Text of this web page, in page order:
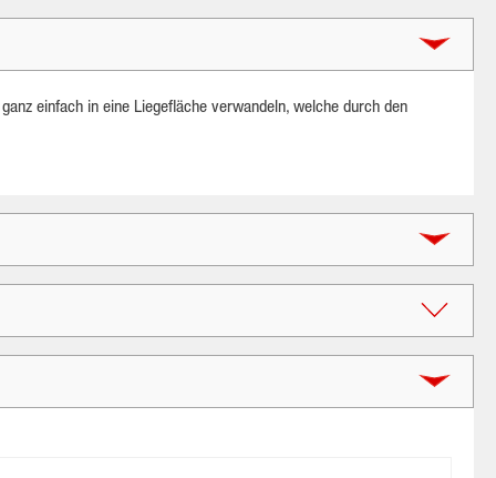
einfach in eine Liegefläche verwandeln, welche durch den